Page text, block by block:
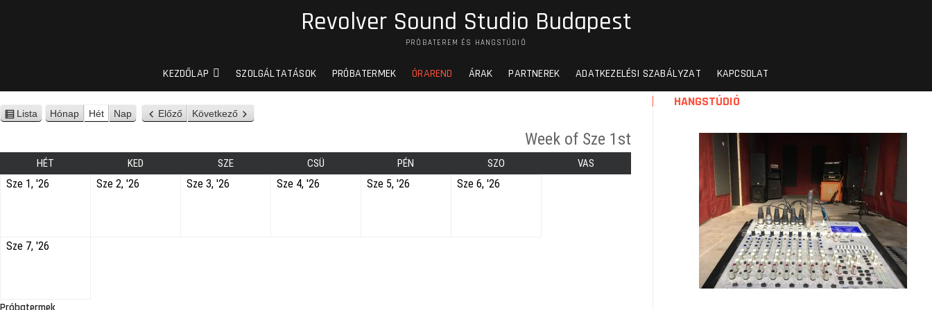
Revolver Sound Studio Budapest
PRÓBATEREM ÉS HANGSTÚDIÓ
KEZDŐLAP SZOLGÁLTATÁSOK PRÓBATERMEK ÓRAREND ÁRAK PARTNEREK ADATKEZELÉSI SZABÁLYZAT KAPCSOLAT
Lista
e
t
Hónap Hét Nap Előző Következő
Week of Sze 1st
HÉT KED SZE CSÜ PÉN SZO VAS
Sze 1, '26 Sze 2, '26 Sze 3, '26 Sze 4, '26 Sze 5, '26 Sze 6, '26
Sze 7, '26
HANGSTÚDIÓ